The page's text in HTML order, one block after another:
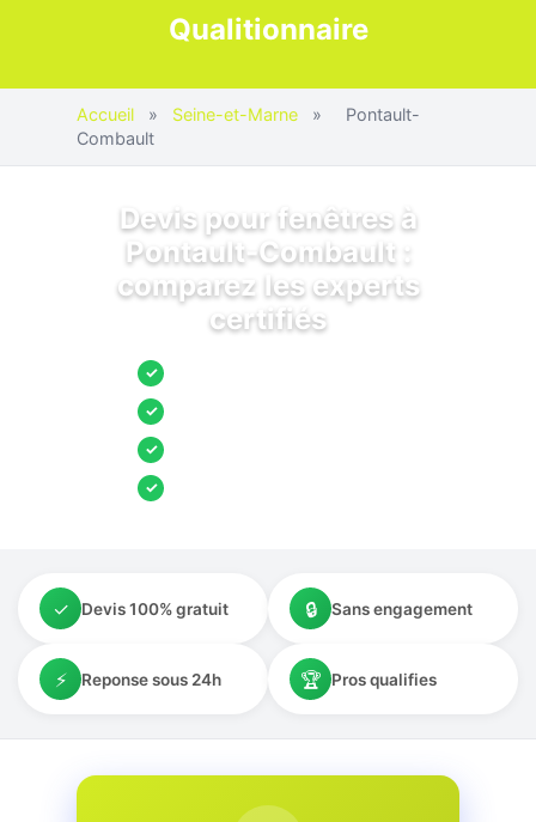
Qualitionnaire
Accueil » Seine-et-Marne »
Pontault-
Combault
Devis pour fenêtres à
Pontault-Combault :
comparez les experts
certifiés
✓
✓
✓
✓
✓ Devis 100% gratuit 🔒 Sans engagement
⚡ Reponse sous 24h 🏆 Pros qualifies